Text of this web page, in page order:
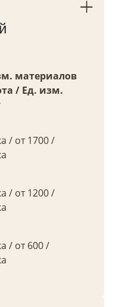
материалов
/ Ед. изм.
/ от 1700 /
/ от 1200 /
/ от 600 /